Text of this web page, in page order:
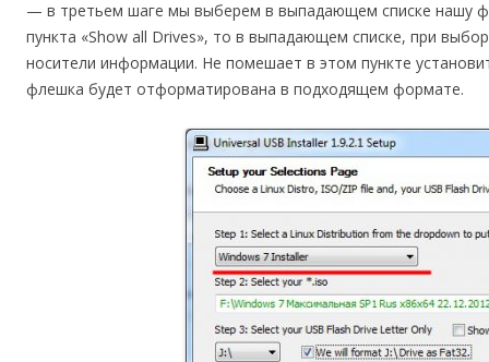
— в третьем шаге мы выберем в выпадающем списке нашу
пункта «Show all Drives», то в выпадающем списке, при
носители информации. Не помешает в этом пункте
флешка будет отформатирована в подходящем формате.